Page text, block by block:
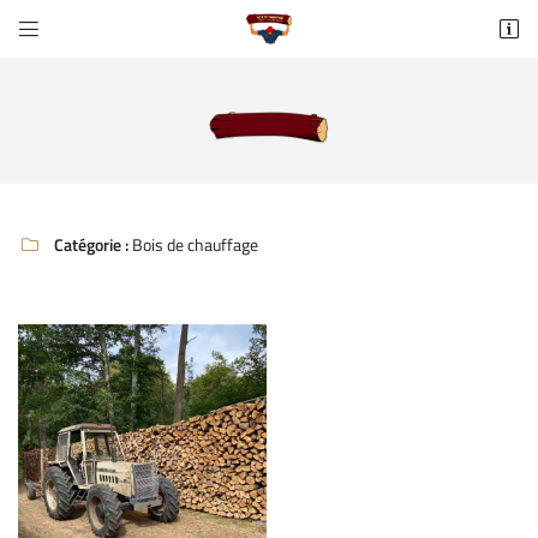
 
https://maps.app.goo.gl/TyCSKauprCWqeVNU8
 Adresse email de réception
 Recopier le code ci-contre
Rafraîchir le captcha
 Catégorie :Bois de chauffage